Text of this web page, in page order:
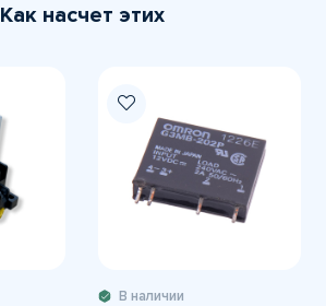
Как насчет этих
В наличии